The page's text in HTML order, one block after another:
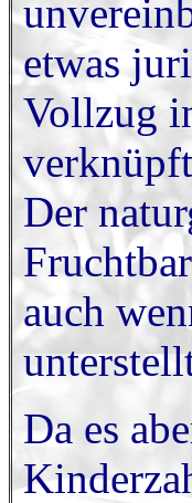
etwas
Vollzug
Der
auch
Da es